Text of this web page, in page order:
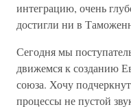
интеграцию, очень
достигли ни в
Сегодня мы
движемся к созданию
союза. Хочу
процессы не пустой